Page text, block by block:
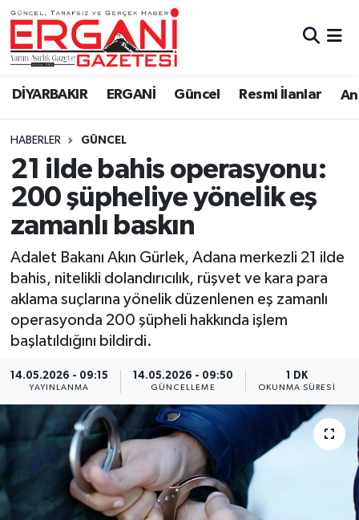
DİYARBAKIR ERGANİ Güncel Resmi İlanlar
HABERLER GÜNCEL
21 ilde bahis operasyonu:
200 şüpheliye yönelik eş
zamanlı baskın
Adalet Bakanı Akın Gürlek, Adana merkezli 21 ilde
bahis, nitelikli dolandırıcılık, rüşvet ve kara para
aklama suçlarına yönelik düzenlenen eş zamanlı
operasyonda 200 şüpheli hakkında işlem
başlatıldığını bildirdi.
14.05.2026 - 09:15
YAYINLANMA
14.05.2026 - 09:50
GÜNCELLEME
1 DK
OKUNMA SÜRESI
DİYARBAKIR
BİSMİL
BAĞLAR
ERGANİ
Güncel
Eği̇ti̇m
Resmi İlanlar
Sağlık
Si̇yaset
Spor
Yaşam
Anali̇z
Bi̇li̇m & Teknoloji̇
Dünya
Ergani Nöbetçi Eczaneler
Ergani Hava Durumu
Ergani Trafik Yoğunluk Haritası
Süper Lig Puan Durumu ve Fikstür
Tüm Manşetler
Son Dakika Haberleri
Haber Arşivi